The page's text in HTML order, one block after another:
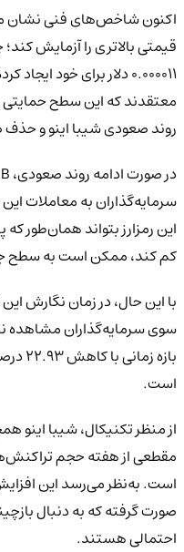
قیمتی بالاتری را آزمایش
۰.۰۰۰۰۱۱ دلار برای خود
معتقدند که این سطح حمایتی
روند صعودی شیبا اینو و
سرمایه‌گذاران به معاملات
این رمزارز بتواند همان‌طور
کم کند، ممکن است به سطح جدیدی در
با این حال، در زمان نگارش
سوی سرمایه‌گذاران
است.
از منظر تکنیکال، شیبا اینو
است. به‌نظر می‌رسد این
صورت گرفته که به دنبال
احتمالی هستند.